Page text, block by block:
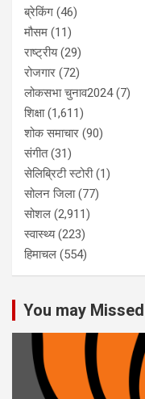
ब्रेकिंग (46)
मौसम (11)
राष्ट्रीय(29)
रोजगार (72)
लोकसभा चुनाव2024(7)
शिक्षा(1,611)
शोक समाचार (90)
संगीत(31)
सेलिब्रिटी स्टोरी(1)
सोलन जिला(77)
सोशल (2,911)
स्वास्थ्य(223)
हिमाचल (554)
You may Missed